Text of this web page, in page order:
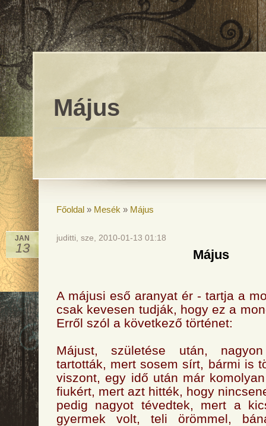
Május
Főoldal » Mesék » Május
JAN
13
juditti, sze, 2010-01-13 01:18
Május
A májusi eső aranyat ér - tartja a
csak kevesen tudják, hogy ez a
Erről szól a következő történet:
Májust, születése után,
tartották, mert sosem sírt, bármi is
viszont, egy idő után már
fiukért, mert azt hitték, hogy
pedig nagyot tévedtek, mert a
gyermek volt, teli örömmel,